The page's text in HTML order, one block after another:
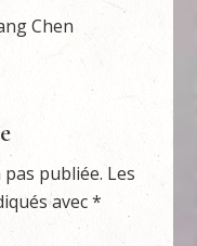
Chen
publiée. Les
avec*